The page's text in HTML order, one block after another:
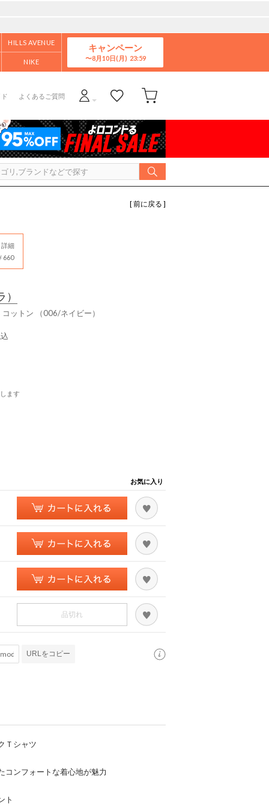
HILLS AVENUE
NIKE
キャンペーン
8月10日(月)
よくあるご質問
[ 前に戻る ]
詳細
660
ットン （006/ネイビー）
ます
お気に入り
品切れ
URLをコピー
Ｔシャツ
コンフォートな着心地が魅力
ト